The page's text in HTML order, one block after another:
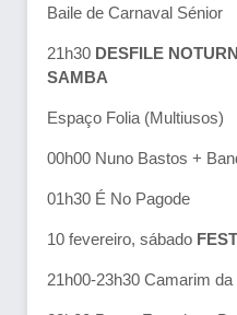
Baile de Carnaval Sénior
21h30 DESFILE
SAMBA
Espaço Folia (Multiusos)
00h00 Nuno Bastos +
01h30 É No Pagode
10 fevereiro, sábado
21h00-23h30 Camarim da